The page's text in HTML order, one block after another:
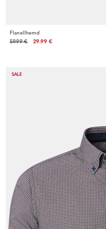
Flanellhemd
59.99 €
29.99 €
SALE